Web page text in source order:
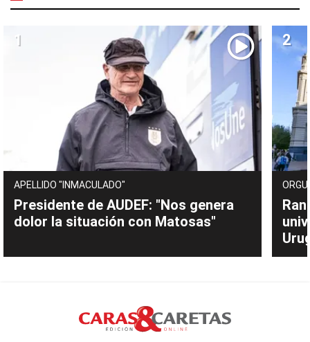
APELLIDO "INMACULADO"
Presidente de AUDEF: "Nos genera
dolor la situación con Matosas"